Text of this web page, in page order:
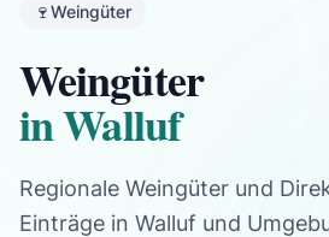
🍷Weingüter
Weingüter
in Walluf
Regionale Weingüter und
Einträge in Walluf und